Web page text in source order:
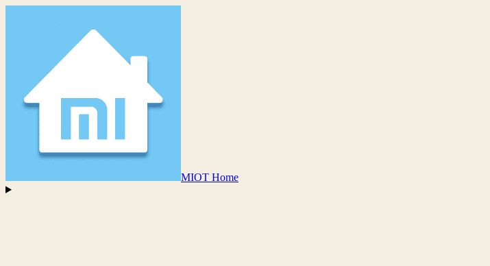
MIOT Home